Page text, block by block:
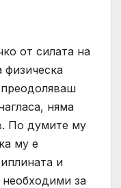
от силата на
няма
По думите му
му е
и
необходими за